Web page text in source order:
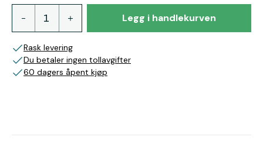
Legg i handlekurven
Rask levering
Du betaler ingen tollavgifter
60 dagers åpent kjøp